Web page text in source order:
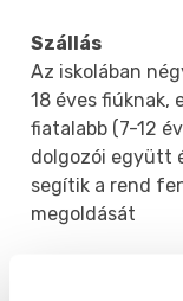
Szállás
Az iskolában
18 éves fiúknak,
fiatalabb (7-12
dolgozói együtt
segítik a rend
megoldását